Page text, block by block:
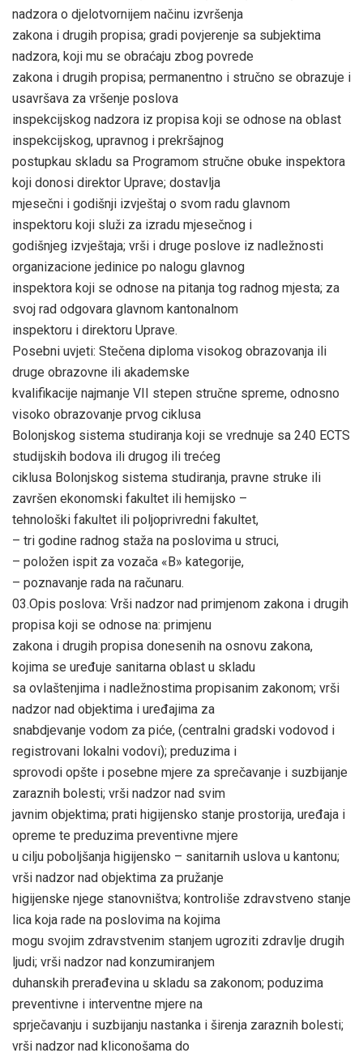
nadzora o djelotvornijem načinu izvršenja
zakona i drugih propisa; gradi povjerenje sa subjektima
nadzora, koji mu se obraćaju zbog povrede
zakona i drugih propisa; permanentno i stručno se obrazuje i
usavršava za vršenje poslova
inspekcijskog nadzora iz propisa koji se odnose na oblast
inspekcijskog, upravnog i prekršajnog
postupkau skladu sa Programom stručne obuke inspektora
koji donosi direktor Uprave; dostavlja
mjesečni i godišnji izvještaj o svom radu glavnom
inspektoru koji služi za izradu mjesečnog i
godišnjeg izvještaja; vrši i druge poslove iz nadležnosti
organizacione jedinice po nalogu glavnog
inspektora koji se odnose na pitanja tog radnog mjesta; za
svoj rad odgovara glavnom kantonalnom
inspektoru i direktoru Uprave.
Posebni uvjeti: Stečena diploma visokog obrazovanja ili
druge obrazovne ili akademske
kvalifikacije najmanje VII stepen stručne spreme, odnosno
visoko obrazovanje prvog ciklusa
Bolonjskog sistema studiranja koji se vrednuje sa 240 ECTS
studijskih bodova ili drugog ili trećeg
ciklusa Bolonjskog sistema studiranja, pravne struke ili
završen ekonomski fakultet ili hemijsko –
tehnološki fakultet ili poljoprivredni fakultet,
– tri godine radnog staža na poslovima u struci,
– položen ispit za vozača «B» kategorije,
– poznavanje rada na računaru.
03.Opis poslova: Vrši nadzor nad primjenom zakona i drugih
propisa koji se odnose na: primjenu
zakona i drugih propisa donesenih na osnovu zakona,
kojima se uređuje sanitarna oblast u skladu
sa ovlaštenjima i nadležnostima propisanim zakonom; vrši
nadzor nad objektima i uređajima za
snabdjevanje vodom za piće, (centralni gradski vodovod i
registrovani lokalni vodovi); preduzima i
sprovodi opšte i posebne mjere za sprečavanje i suzbijanje
zaraznih bolesti; vrši nadzor nad svim
javnim objektima; prati higijensko stanje prostorija, uređaja i
opreme te preduzima preventivne mjere
u cilju poboljšanja higijensko – sanitarnih uslova u kantonu;
vrši nadzor nad objektima za pružanje
higijenske njege stanovništva; kontroliše zdravstveno stanje
lica koja rade na poslovima na kojima
mogu svojim zdravstvenim stanjem ugroziti zdravlje drugih
ljudi; vrši nadzor nad konzumiranjem
duhanskih prerađevina u skladu sa zakonom; poduzima
preventivne i interventne mjere na
sprječavanju i suzbijanju nastanka i širenja zaraznih bolesti;
vrši nadzor nad kliconošama do